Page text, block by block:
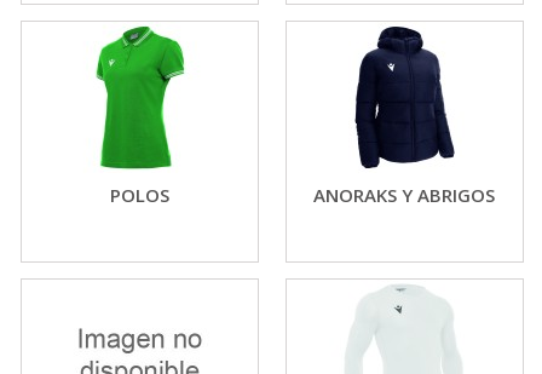
POLOS ANORAKS Y ABRIGOS